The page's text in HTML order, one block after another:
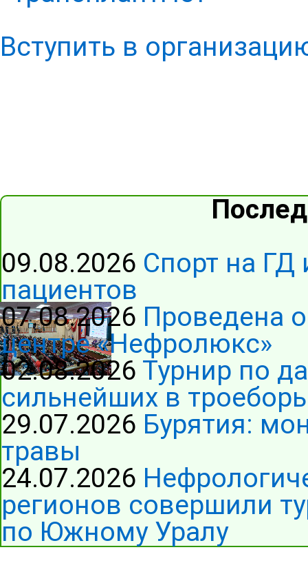
Вступить в
09.08.2026 Спорт на ГД
пациентов
07.08.2026 Проведена
центре «Нефролюкс»
02.08.2026 Турнир по
сильнейших в
29.07.2026 Бурятия:
травы
24.07.2026
регионов совершили
по Южному Уралу